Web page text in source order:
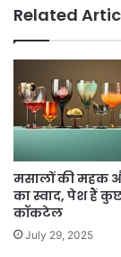
Related
मसालों की महक
का स्वाद, पेश हैं
कॉकटेल
July 29, 2025